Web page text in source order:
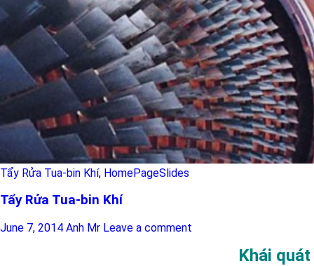
Tẩy Rửa Tua-bin Khí, HomePageSlides
Tẩy Rửa Tua-bin Khí
June 7, 2014 Anh Mr Leave a comment
Khái